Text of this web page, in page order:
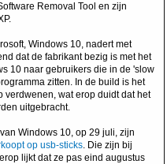
Removal Tool en zijn
Windows 10, nadert met
dat de fabrikant bezig is met het
10 naar gebruikers die in de 'slow
zitten. In de build is het
verdwenen, wat erop duidt dat het
uitgebracht.
Windows 10, op 29 juli, zijn
op usb-sticks. Die zijn bij
lijkt dat ze pas eind augustus